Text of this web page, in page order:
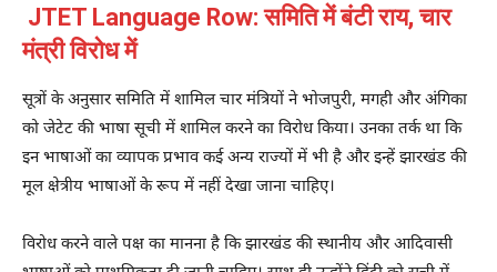
JTET Language Row: समिति में बंटी राय, चार
मंत्री विरोध में
सूत्रों के अनुसार समिति में शामिल चार मंत्रियों ने भोजपुरी, मगही और अंगिका
को जेटेट की भाषा सूची में शामिल करने का विरोध किया। उनका तर्क था कि
इन भाषाओं का व्यापक प्रभाव कई अन्य राज्यों में भी है और इन्हें झारखंड की
मूल क्षेत्रीय भाषाओं के रूप में नहीं देखा जाना चाहिए।
विरोध करने वाले पक्ष का मानना है कि झारखंड की स्थानीय और आदिवासी